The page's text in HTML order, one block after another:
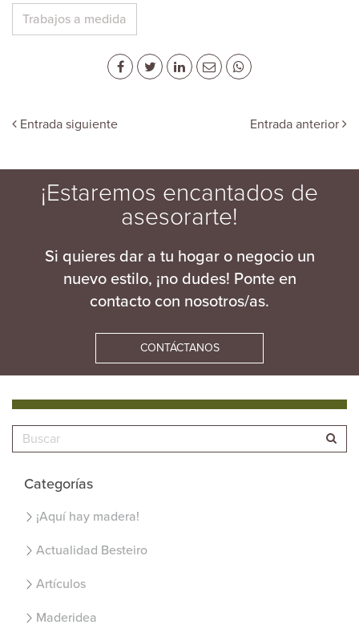
Trabajos a medida
Entrada siguiente Entrada anterior
¡Estaremos encantados de
asesorarte!
Si quieres dar a tu hogar o negocio un
nuevo estilo, ¡no dudes! Ponte en
contacto con nosotros/as.
CONTÁCTANOS
Categorías
¡Aquí hay madera!
Actualidad Besteiro
Artículos
Maderidea